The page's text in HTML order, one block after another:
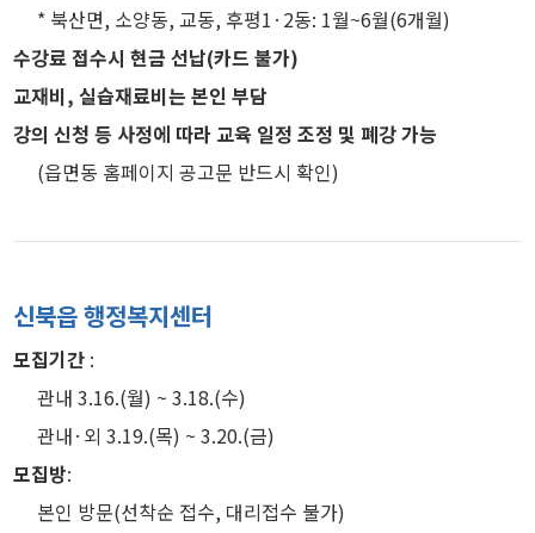
* 북산면, 소양동, 교동, 후평1·2동: 1월~6월(6개월)
수강료 접수시 현금 선납(카드 불가)
교재비, 실습재료비는 본인 부담
강의 신청 등 사정에 따라 교육 일정 조정 및 폐강 가능
(읍면동 홈페이지 공고문 반드시 확인)
신북읍 행정복지센터
모집기간 :
관내 3.16.(월) ~ 3.18.(수)
관내·외 3.19.(목) ~ 3.20.(금)
모집방:
본인 방문(선착순 접수, 대리접수 불가)